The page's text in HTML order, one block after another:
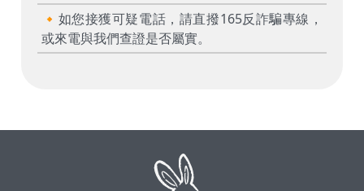
🔸如您接獲可疑電話，請直撥165反詐騙專線，
或來電與我們查證是否屬實。